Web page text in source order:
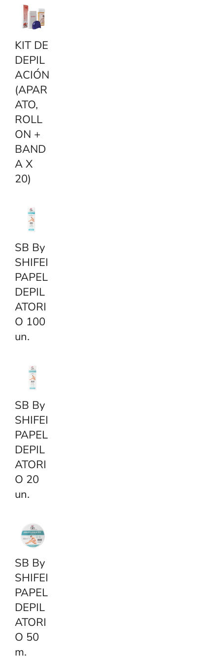
o
r
KIT DE
DEPIL
ACIÓN
(APAR
ATO,
ROLL
ON +
BAND
A X
20)
SB By
SHIFEI
PAPEL
DEPIL
ATORI
O 100
un.
SB By
SHIFEI
PAPEL
DEPIL
ATORI
O 20
un.
SB By
SHIFEI
PAPEL
DEPIL
ATORI
O 50
m.